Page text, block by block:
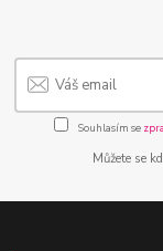
Souhlasím se
Můžete se